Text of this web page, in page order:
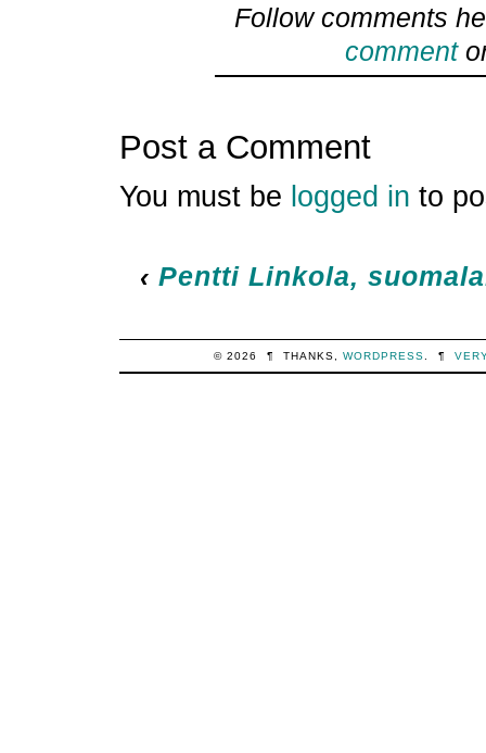
Follow comments
comment
Post a Comment
You must be logged in to
‹Pentti Linkola,
© 2026 ¶ THANKS, WORDPRESS ¶